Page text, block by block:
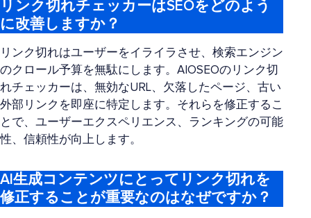
リンク切れチェッカーはSEOをどのよう
に改善しますか？
リンク切れはユーザーをイライラさせ、検索エンジン
のクロール予算を無駄にします。AIOSEOのリンク切
れチェッカーは、無効なURL、欠落したページ、古い
外部リンクを即座に特定します。それらを修正するこ
とで、ユーザーエクスペリエンス、ランキングの可能
性、信頼性が向上します。
AI生成コンテンツにとってリンク切れを
修正することが重要なのはなぜですか？